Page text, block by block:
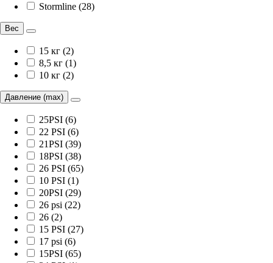
Stormline (28)
Вес
15 кг (2)
8,5 кг (1)
10 кг (2)
Давление (max)
25PSI (6)
22 PSI (6)
21PSI (39)
18PSI (38)
26 PSI (65)
10 PSI (1)
20PSI (29)
26 psi (22)
26 (2)
15 PSI (27)
17 psi (6)
15PSI (65)